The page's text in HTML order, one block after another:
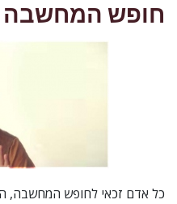
חופש המחשבה
כל אדם זכאי לחופש המחשבה,